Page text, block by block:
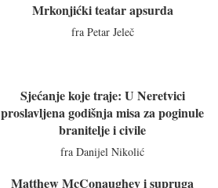
Mrkonjićki teatar apsurda
fra Petar Jeleč
Sjećanje koje traje: U Neretvici
proslavljena godišnja misa za poginule
branitelje i civile
fra Danijel Nikolić
Matthew McConaughey i supruga